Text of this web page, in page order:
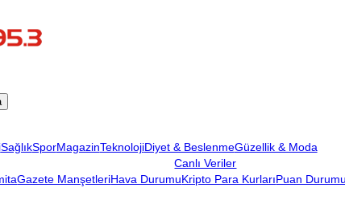
SağlıkSporMagazinTeknolojiDiyet & BeslenmeGüzellik & Moda
Canlı Veriler
Gazete ManşetleriHava DurumuKripto Para KurlarıPuan